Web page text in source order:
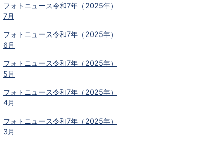
フォトニュース令和7年（2025年）
7月
フォトニュース令和7年（2025年）
6月
フォトニュース令和7年（2025年）
5月
フォトニュース令和7年（2025年）
4月
フォトニュース令和7年（2025年）
3月